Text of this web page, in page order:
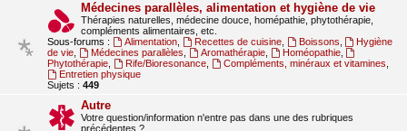
Médecines parallèles, alimentation et hygiène de vie
Thérapies naturelles, médecine douce, homépathie, phytothérapie,
compléments alimentaires, etc.
Sous-forums :
Alimentation, Recettes de cuisine, Boissons
Hygiène
de vie
Médecines parallèles Aromathérapie, Homéopathie,
Phytothérapie
Rife/Bioresonance, Compléments, minéraux et vitamines
Entretien physique
Sujets : 449
Autre
Votre question/information n'entre pas dans une des rubriques
précédentes ?